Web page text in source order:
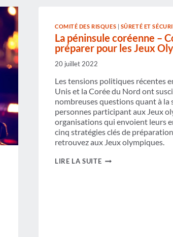
COMITÉ DES RISQUES | SÛRETÉ ET
La péninsule coréenne –
préparer pour les Jeux
20 juillet 2022
Les tensions politiques récentes
Unis et la Corée du Nord ont
nombreuses questions quant à la
personnes participant aux Jeux
organisations qui envoient leurs
cinq stratégies clés de
retrouvez aux Jeux olympiques.
LIRE LA SUITELA